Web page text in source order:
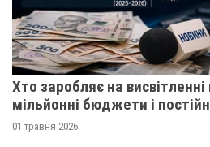
Хто заробляє на
мільйонні бюджети і
01 травня 2026